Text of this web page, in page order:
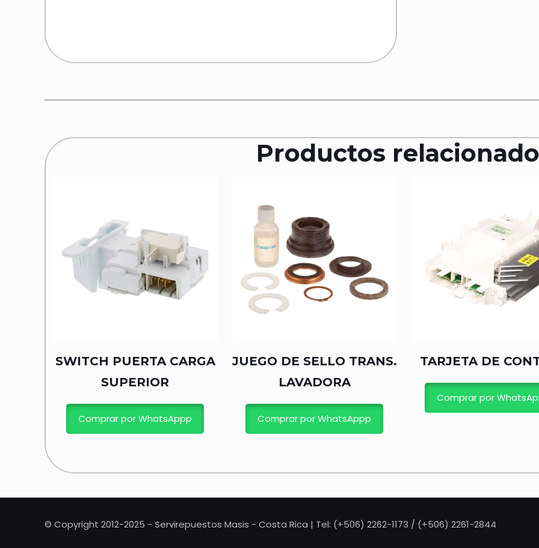
Productos
SWITCH PUERTA CARGA
SUPERIOR
Comprar por WhatsAppp
JUEGO DE SELLO TRANS.
LAVADORA
Comprar por WhatsAppp
TARJETA DE
Comprar por
© Copyright 2012-2025 - Servirepuestos Masis - Costa Rica | Tel: (+506) 2262-1173 / (+506) 2261-2844